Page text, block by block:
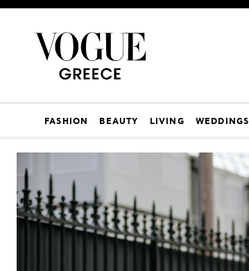
FASHION BEAUTY LIVING WEDDINGS